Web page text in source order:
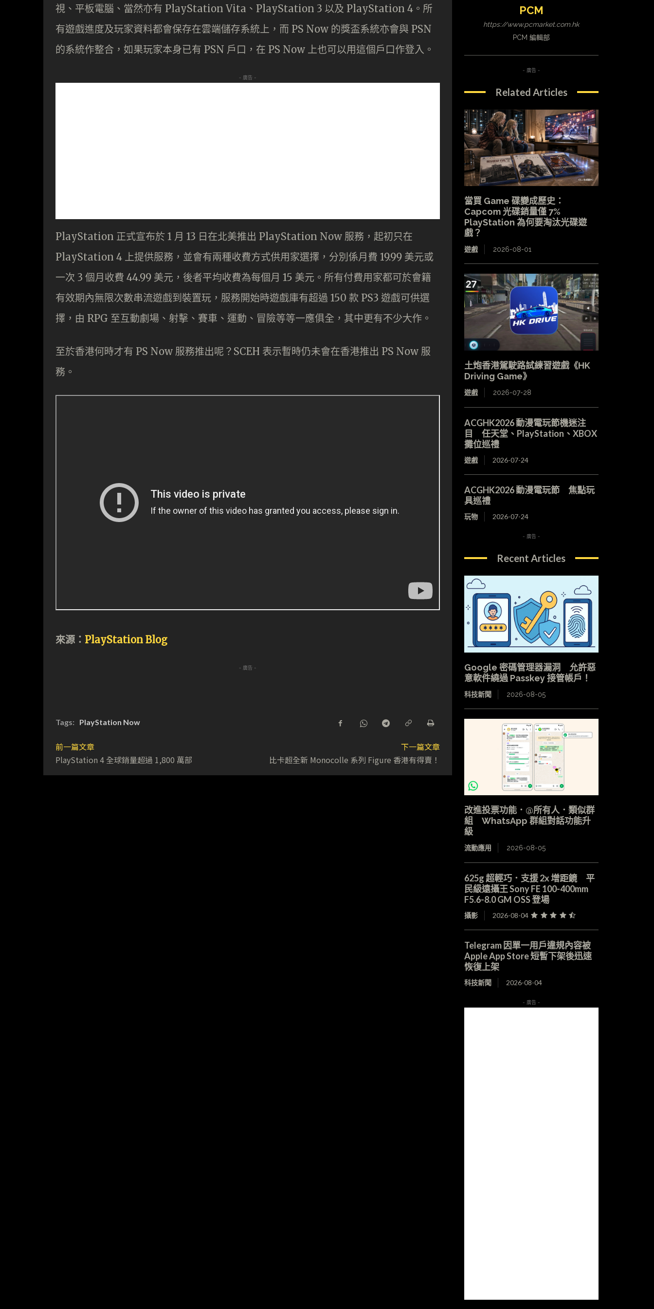
視、平板電腦、當然亦有 PlayStation Vita、PlayStation 3 以及 PlayStation 4。所
有遊戲進度及玩家資料都會保存在雲端儲存系統上，而 PS Now 的獎盃系統亦會與 PSN
的系統作整合，如果玩家本身已有 PSN 戶口，在 PS Now 上也可以用這個戶口作登入。
- 廣告 -
PlayStation 正式宣布於 1 月 13 日在北美推出 PlayStation Now 服務，起初只在
PlayStation 4 上提供服務，並會有兩種收費方式供用家選擇，分別係月費 19.99 美元或
一次 3 個月收費 44.99 美元，後者平均收費為每個月 15 美元。所有付費用家都可於會籍
有效期內無限次數串流遊戲到裝置玩，服務開始時遊戲庫有超過 150 款 PS3 遊戲可供選
擇，由 RPG 至互動劇場、射擊、賽車、運動、冒險等等一應俱全，其中更有不少大作。
至於香港何時才有 PS Now 服務推出呢？SCEH 表示暫時仍未會在香港推出 PS Now 服
務。
來源： PlayStation Blog
- 廣告 -
Tags: PlayStation Now
前一篇文章
PlayStation 4 全球銷量超過 1,800 萬部
下一篇文章
比卡超全新 Monocolle 系列 Figure 香港有得賣！
PCM
https://www.pcmarket.com.hk
PCM 編輯部
- 廣告 -
Related Articles
當買 Game 碟變成歷史：
Capcom 光碟銷量僅 7%
PlayStation 為何要淘汰光碟遊
戲？
遊戲 2026-08-01
土炮香港駕駛路試練習遊戲《HK
Driving Game》
遊戲 2026-07-28
ACGHK2026 動漫電玩節機迷注
目 任天堂、PlayStation、XBOX
攤位巡禮
遊戲 2026-07-24
ACGHK2026 動漫電玩節 焦點玩
具巡禮
玩物 2026-07-24
- 廣告 -
Recent Articles
Google 密碼管理器漏洞 允許惡
意軟件繞過 Passkey 接管帳戶！
科技新聞 2026-08-05
改進投票功能．@所有人．類似群
組 WhatsApp 群組對話功能升
級
流動應用 2026-08-05
625g 超輕巧．支援 2x 增距鏡 平
民級遠攝王 Sony FE 100-400mm
F5.6-8.0 GM OSS 登場
攝影 2026-08-04
Telegram 因單一用戶違規內容被
Apple App Store 短暫下架後迅速
恢復上架
科技新聞 2026-08-04
- 廣告 -